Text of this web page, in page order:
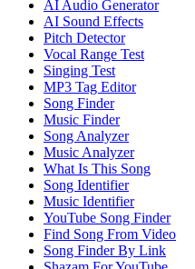
AI Audio Generator
AI Sound Effects
Pitch Detector
Vocal Range Test
Singing Test
MP3 Tag Editor
Song Finder
Music Finder
Song Analyzer
Music Analyzer
What Is This Song
Song Identifier
Music Identifier
YouTube Song Finder
Find Song From Video
Song Finder By Link